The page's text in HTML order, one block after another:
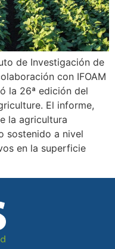
de Investigación de
con IFOAM
la 26ª edición del
El informe,
la agricultura
sostenido a nivel
en la superficie